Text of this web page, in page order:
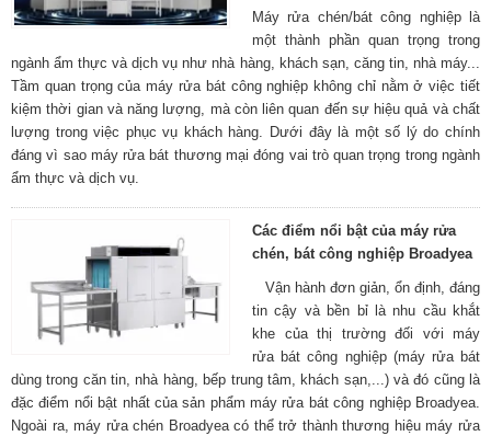
Máy rửa chén/bát công nghiệp là
một thành phần quan trọng trong
ngành ẩm thực và dịch vụ như nhà hàng, khách sạn, căng tin, nhà máy...
Tầm quan trọng của máy rửa bát công nghiệp không chỉ nằm ở việc tiết
kiệm thời gian và năng lượng, mà còn liên quan đến sự hiệu quả và chất
lượng trong việc phục vụ khách hàng. Dưới đây là một số lý do chính
đáng vì sao máy rửa bát thương mại đóng vai trò quan trọng trong ngành
ẩm thực và dịch vụ.
Các điểm nổi bật của máy rửa
chén, bát công nghiệp Broadyea
Vận hành đơn giản, ổn định, đáng
tin cậy và bền bỉ là nhu cầu khắt
khe của thị trường đối với máy
rửa bát công nghiệp (máy rửa bát
dùng trong căn tin, nhà hàng, bếp trung tâm, khách sạn,...) và đó cũng là
đặc điểm nổi bật nhất của sản phẩm máy rửa bát công nghiệp Broadyea.
Ngoài ra, máy rửa chén Broadyea có thể trở thành thương hiệu máy rửa